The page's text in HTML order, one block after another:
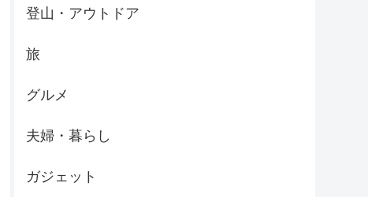
登山・アウトドア
旅
グルメ
夫婦・暮らし
ガジェット